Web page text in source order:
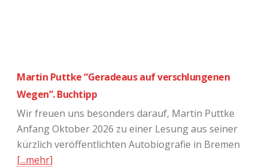
Martin Puttke “Geradeaus auf verschlungenen
Wegen”. Buchtipp
Wir freuen uns besonders darauf, Martin Puttke
Anfang Oktober 2026 zu einer Lesung aus seiner
kürzlich veröffentlichten Autobiografie in Bremen
[...mehr]